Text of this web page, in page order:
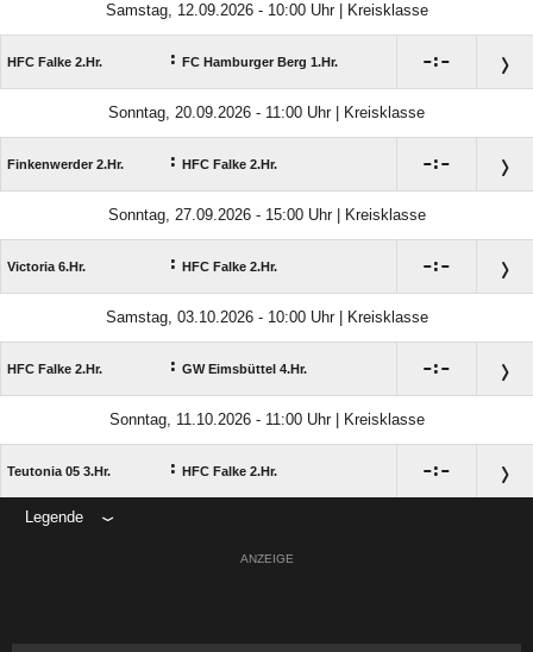
Samstag, 12.09.2026 - 10:00 Uhr | Kreisklasse
HFC Falke 2.Hr. : FC Hamburger Berg 1.Hr. :
Sonntag, 20.09.2026 - 11:00 Uhr | Kreisklasse
Finkenwerder 2.Hr. : HFC Falke 2.Hr. :
Sonntag, 27.09.2026 - 15:00 Uhr | Kreisklasse
Victoria 6.Hr. : HFC Falke 2.Hr. :
Samstag, 03.10.2026 - 10:00 Uhr | Kreisklasse
HFC Falke 2.Hr. : GW Eimsbüttel 4.Hr. :
Sonntag, 11.10.2026 - 11:00 Uhr | Kreisklasse
Teutonia 05 3.Hr. : HFC Falke 2.Hr. :
Legende
ANZEIGE